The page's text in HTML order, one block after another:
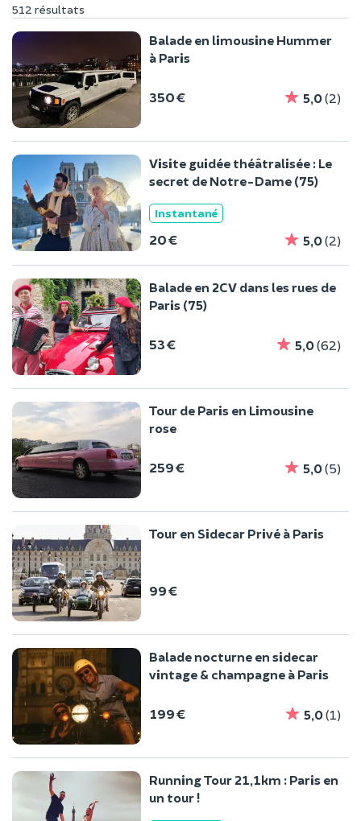
512 résultats
Balade en limousine Hummer
à Paris
350 € 5,0(2)
Visite guidée théâtralisée : Le
secret de Notre-Dame (75)
Instantané
20 € 5,0(2)
Balade en 2CV dans les rues de
Paris (75)
53 € 5,0(62)
Tour de Paris en Limousine
rose
259 € 5,0(5)
Tour en Sidecar Privé à Paris
99 €
Balade nocturne en sidecar
vintage & champagne à Paris
199 € 5,0(1)
Running Tour 21,1km : Paris en
un tour !